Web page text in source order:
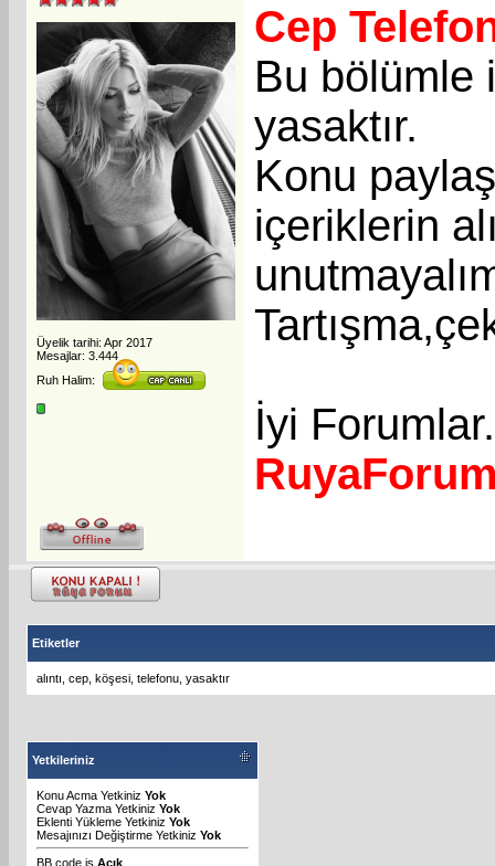
Üyelik tarihi: Apr 2017
Mesajlar: 3.444
Ruh Halim:
Cep
Bu bölümle
yasaktır.
Konu
içeriklerin
İyi Forumlar.
Etiketler
alıntı cep köşesi telefonu yasaktır
Yetkileriniz
Konu Acma Yetkiniz Yok
Cevap Yazma Yetkiniz Yok
Eklenti Yükleme Yetkiniz Yok
Mesajınızı Değiştirme Yetkiniz Yok
BB code is Açık